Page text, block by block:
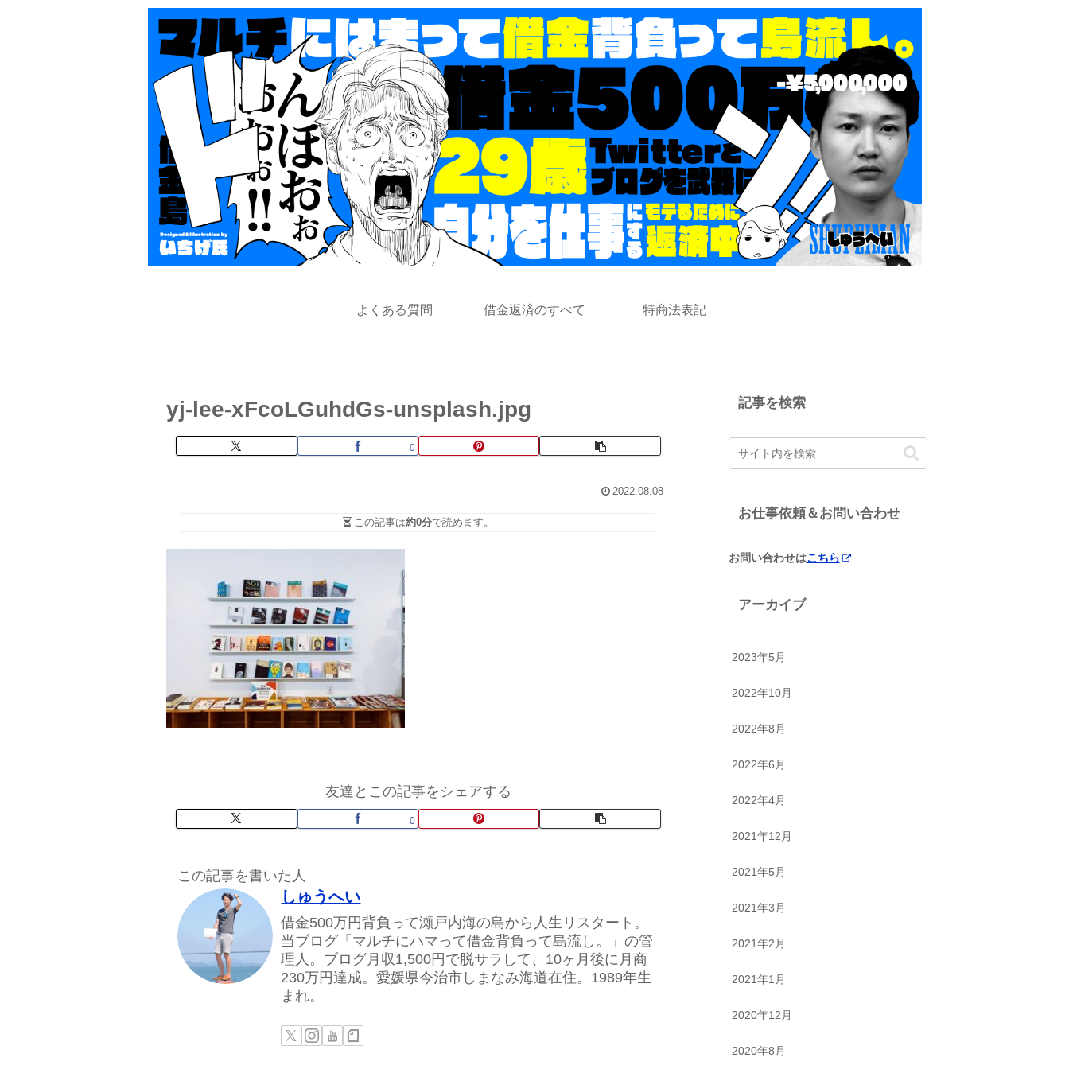
よくある質問 借金返済のすべて 特商法表記
yj-lee-xFcoLGuhdGs-unsplash.jpg
0
2022.08.08
この記事は約0分で読めます。
友達とこの記事をシェアする
0
この記事を書いた人
しゅうへい
借金500万円背負って瀬戸内海の島から人生リスタート。
当ブログ「マルチにハマって借金背負って島流し。」の管
理人。ブログ月収1,500円で脱サラして、10ヶ月後に月商
230万円達成。愛媛県今治市しまなみ海道在住。1989年生
まれ。
記事を検索
お仕事依頼＆お問い合わせ
お問い合わせはこちら
アーカイブ
2023年5月
2022年10月
2022年8月
2022年6月
2022年4月
2021年12月
2021年5月
2021年3月
2021年2月
2021年1月
2020年12月
2020年8月